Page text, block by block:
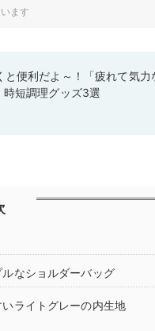
ます
と便利だよ～！「疲れて気力
短調理グッズ3選
なショルダーバッグ
ライトグレーの内生地